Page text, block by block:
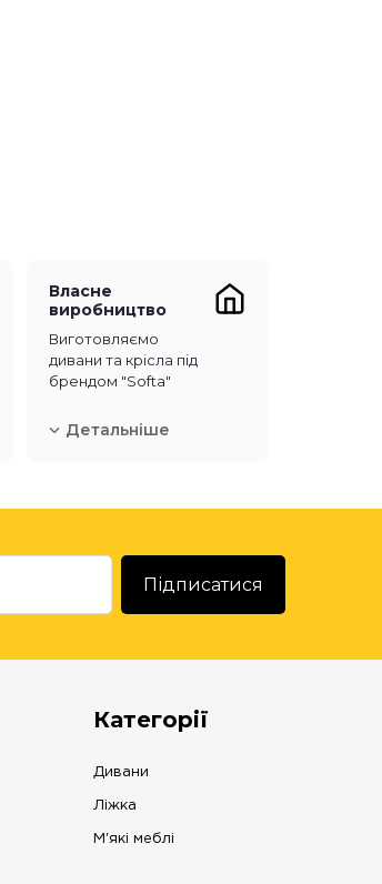
Власне
виробництво
Виготовляємо
дивани та крісла під
брендом "Softa"
Детальніше
Категорії
Дивани
Ліжка
М'які меблі